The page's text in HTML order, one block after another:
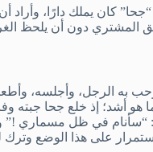
كان يملك دارًا، وأراد
المشتري دون أن يلحظ
به الرجل، وأجلسه،
أشد؛ إذ خلع جحا جبته
في ظل مسماري !”
على هذا الوضع وترك